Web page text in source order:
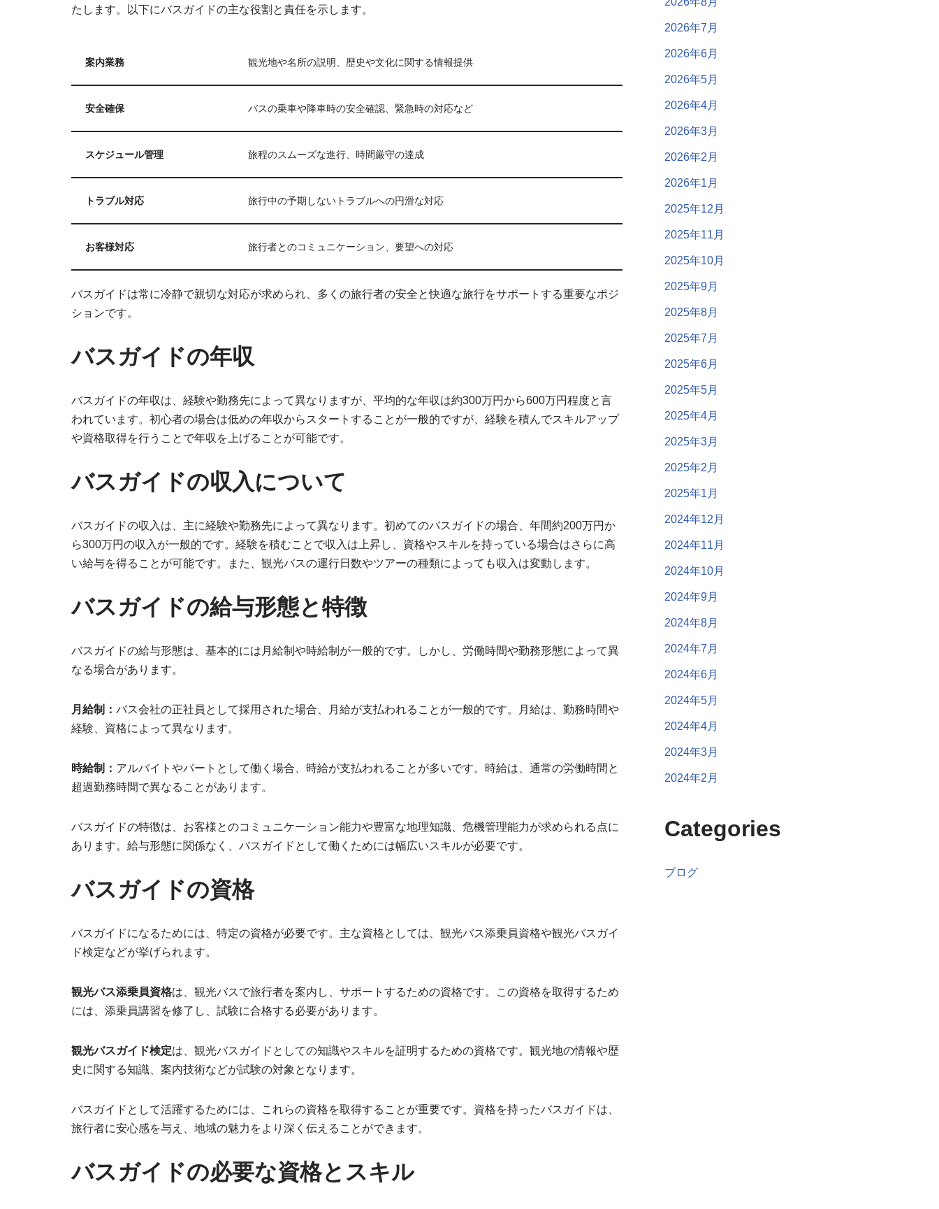
たします。以下にバスガイドの主な役割と責任を示します。
案内業務 観光地や名所の説明、歴史や文化に関する情報提供
安全確保 バスの乗車や降車時の安全確認、緊急時の対応など
スケジュール管理 旅程のスムーズな進行、時間厳守の達成
トラブル対応 旅行中の予期しないトラブルへの円滑な対応
お客様対応 旅行者とのコミュニケーション、要望への対応
バスガイドは常に冷静で親切な対応が求められ、多くの旅行者の安全と快適な旅行をサポートする重要なポジ
ションです。
バスガイドの年収
バスガイドの年収は、経験や勤務先によって異なりますが、平均的な年収は約300万円から600万円程度と言
われています。初心者の場合は低めの年収からスタートすることが一般的ですが、経験を積んでスキルアップ
や資格取得を行うことで年収を上げることが可能です。
バスガイドの収入について
バスガイドの収入は、主に経験や勤務先によって異なります。初めてのバスガイドの場合、年間約200万円か
ら300万円の収入が一般的です。経験を積むことで収入は上昇し、資格やスキルを持っている場合はさらに高
い給与を得ることが可能です。また、観光バスの運行日数やツアーの種類によっても収入は変動します。
バスガイドの給与形態と特徴
バスガイドの給与形態は、基本的には月給制や時給制が一般的です。しかし、労働時間や勤務形態によって異
なる場合があります。
月給制： バス会社の正社員として採用された場合、月給が支払われることが一般的です。月給は、勤務時間や
経験、資格によって異なります。
時給制： アルバイトやパートとして働く場合、時給が支払われることが多いです。時給は、通常の労働時間と
超過勤務時間で異なることがあります。
バスガイドの特徴は、お客様とのコミュニケーション能力や豊富な地理知識、危機管理能力が求められる点に
あります。給与形態に関係なく、バスガイドとして働くためには幅広いスキルが必要です。
バスガイドの資格
バスガイドになるためには、特定の資格が必要です。主な資格としては、観光バス添乗員資格や観光バスガイ
ド検定などが挙げられます。
観光バス添乗員資格は、観光バスで旅行者を案内し、サポートするための資格です。この資格を取得するため
には、添乗員講習を修了し、試験に合格する必要があります。
観光バスガイド検定は、観光バスガイドとしての知識やスキルを証明するための資格です。観光地の情報や歴
史に関する知識、案内技術などが試験の対象となります。
バスガイドとして活躍するためには、これらの資格を取得することが重要です。資格を持ったバスガイドは、
旅行者に安心感を与え、地域の魅力をより深く伝えることができます。
バスガイドの必要な資格とスキル
2026年7月
2026年6月
2026年5月
2026年4月
2026年3月
2026年2月
2026年1月
2025年12月
2025年11月
2025年10月
2025年9月
2025年8月
2025年7月
2025年6月
2025年5月
2025年4月
2025年3月
2025年2月
2025年1月
2024年12月
2024年11月
2024年10月
2024年9月
2024年8月
2024年7月
2024年6月
2024年5月
2024年4月
2024年3月
2024年2月
Categories
ブログ